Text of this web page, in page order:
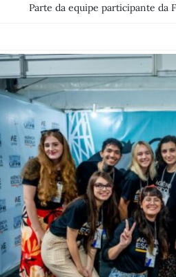
Parte da equipe participante da